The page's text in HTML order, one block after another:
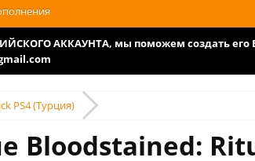
АККАУНТА, мы поможем создать его
PS4 (Турция)
Bloodstained: